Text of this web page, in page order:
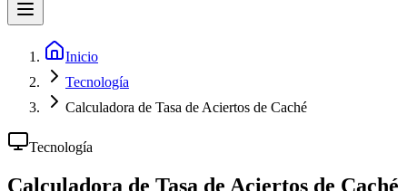
Inicio
Tecnología
Calculadora de Tasa de Aciertos de Caché
Tecnología
Calculadora de Tasa de Aciertos de Caché